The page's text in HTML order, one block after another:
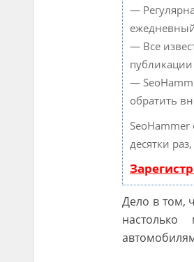
—
ежедневный
— Все
—
обратить
десятки
Дело в том,